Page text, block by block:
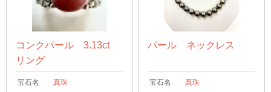
コンクパール 3.13ct
リング
宝石名 真珠
パール ネックレス
宝石名 真珠